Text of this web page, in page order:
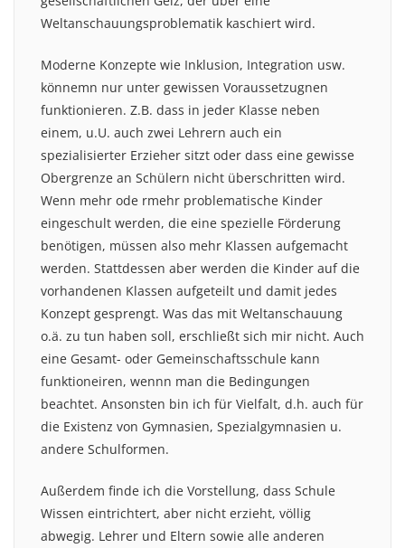
Weltanschauungsproblematik kaschiert wird.
Moderne Konzepte wie Inklusion, Integration usw.
könnemn nur unter gewissen Voraussetzugnen
funktionieren. Z.B. dass in jeder Klasse neben
einem, u.U. auch zwei Lehrern auch ein
spezialisierter Erzieher sitzt oder dass eine gewisse
Obergrenze an Schülern nicht überschritten wird.
Wenn mehr ode rmehr problematische Kinder
eingeschult werden, die eine spezielle Förderung
benötigen, müssen also mehr Klassen aufgemacht
werden. Stattdessen aber werden die Kinder auf die
vorhandenen Klassen aufgeteilt und damit jedes
Konzept gesprengt. Was das mit Weltanschauung
o.ä. zu tun haben soll, erschließt sich mir nicht. Auch
eine Gesamt- oder Gemeinschaftsschule kann
funktioneiren, wennn man die Bedingungen
beachtet. Ansonsten bin ich für Vielfalt, d.h. auch für
die Existenz von Gymnasien, Spezialgymnasien u.
andere Schulformen.
Außerdem finde ich die Vorstellung, dass Schule
Wissen eintrichtert, aber nicht erzieht, völlig
abwegig. Lehrer und Eltern sowie alle anderen